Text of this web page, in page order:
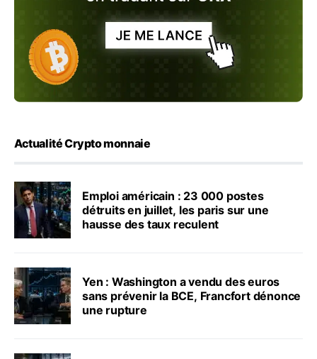
Actualité Crypto monnaie
Emploi américain : 23 000 postes
détruits en juillet, les paris sur une
hausse des taux reculent
Yen : Washington a vendu des euros
sans prévenir la BCE, Francfort dénonce
une rupture